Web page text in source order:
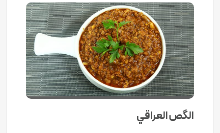
الگص العراقي